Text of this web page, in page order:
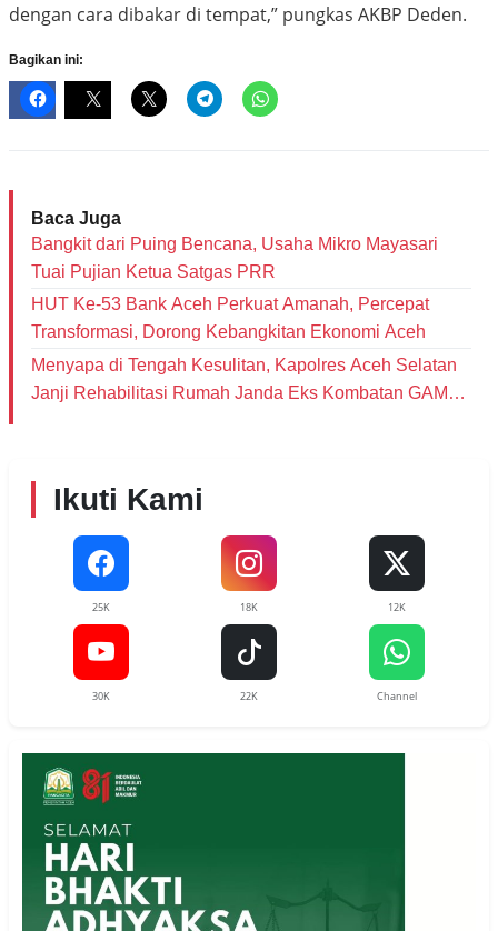
dengan cara dibakar di tempat,” pungkas AKBP Deden.
Bagikan ini:
Baca Juga
Bangkit dari Puing Bencana, Usaha Mikro Mayasari
Tuai Pujian Ketua Satgas PRR
HUT Ke-53 Bank Aceh Perkuat Amanah, Percepat
Transformasi, Dorong Kebangkitan Ekonomi Aceh
Menyapa di Tengah Kesulitan, Kapolres Aceh Selatan
Janji Rehabilitasi Rumah Janda Eks Kombatan GAM
Ikuti Kami
25K 18K 12K
30K 22K Channel